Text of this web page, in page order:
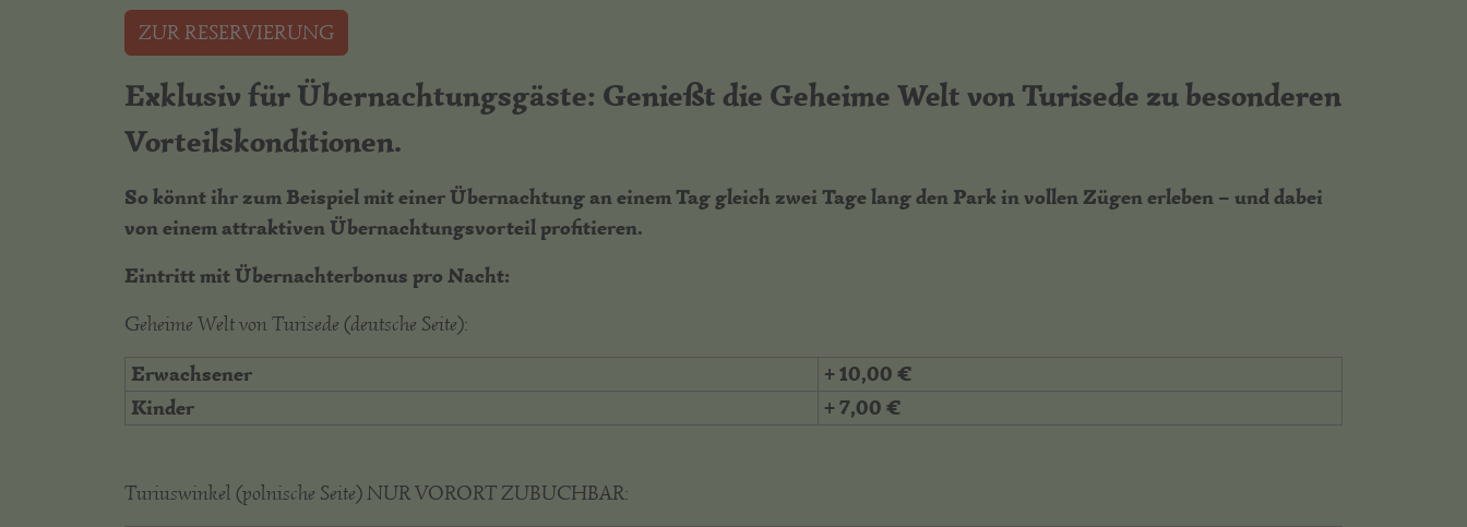
ZUR RESERVIERUNG
Exklusiv für Übernachtungsgäste: Genießt die Geheime Welt von Turisede zu besonderen
Vorteilskonditionen.
So könnt ihr zum Beispiel mit einer Übernachtung an einem Tag gleich zwei Tage lang den Park in vollen Zügen erleben – und dabei
von einem attraktiven Übernachtungsvorteil profitieren.
Eintritt mit Übernachterbonus pro Nacht:
Geheime Welt von Turisede (deutsche Seite):
Erwachsener
+ 10,00 €
Kinder
+ 7,00 €
Turiuswinkel (polnische Seite) NUR VORORT ZUBUCHBAR: